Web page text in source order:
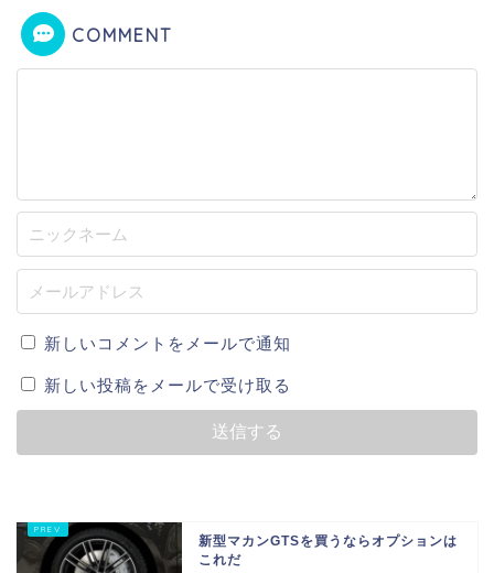
COMMENT
新しいコメントをメールで通知
新しい投稿をメールで受け取る
新型マカンGTSを買うならオプションは
これだ